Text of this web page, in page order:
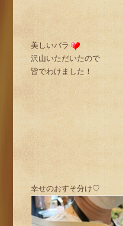
美しいバラ
沢山いただいたので
皆でわけました！
幸せのおすそ分け♡